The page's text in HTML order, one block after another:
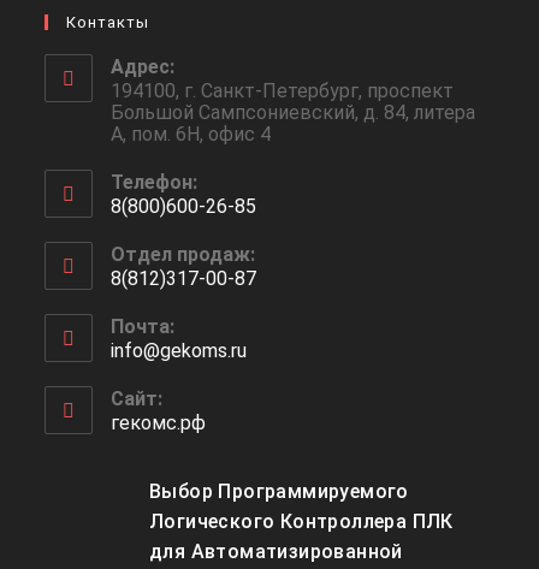
Контакты
Адрес:
194100, г. Санкт-Петербург, проспект
Большой Сампсониевский, д. 84, литера
А, пом. 6Н, офис 4
Телефон:
8(800)600-26-85
в
вашем
приложении
Отдел продаж:
8(812)317-00-87
в
вашем
приложении
Почта:
info@gekoms.ruОткроется
Сайт:
гекомс.рф
Выбор Программируемого
Логического Контроллера ПЛК
для Автоматизированной